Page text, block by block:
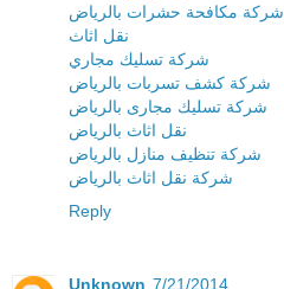
شركة مكافحة حشرات بالرياض
نقل اثاث
شركة تسليك مجاري
شركة كشف تسربات بالرياض
شركة تسليك مجارى بالرياض
نقل اثاث بالرياض
شركة تنظيف منازل بالرياض
شركة نقل اثاث بالرياض
Reply
Unknown 7/21/2014